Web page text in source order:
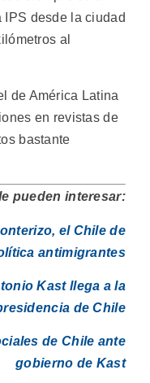
IPS desde la ciudad
al
de América Latina
en revistas de
bastante
pueden interesar:
el Chile de
antimigrantes
Kast llega a la
de Chile
de Chile ante
gobierno de Kast